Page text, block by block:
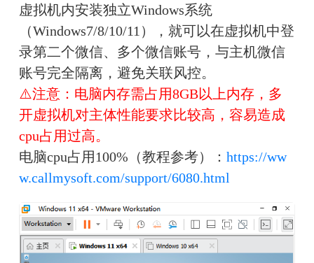
虚拟机内安装独立Windows系统
（Windows7/8/10/11），就可以在虚拟机中登
录第二个微信、多个微信账号，与主机微信
账号完全隔离，避免关联风控。
⚠️注意：电脑内存需占用8GB以上内存，多
开虚拟机对主体性能要求比较高，容易造成
cpu占用过高。
电脑cpu占用100%（教程参考）： https://ww
w.callmysoft.com/support/6080.html